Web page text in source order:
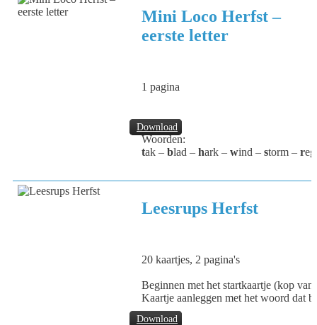
Download
Mini Loco Herfst –
eerste letter
1 pagina
Woorden:
tak – blad – hark – wind – storm – r
Download
Leesrups Herfst
20 kaartjes, 2 pagina's
Beginnen met het startkaartje (kop
Kaartje aanleggen met het woord dat